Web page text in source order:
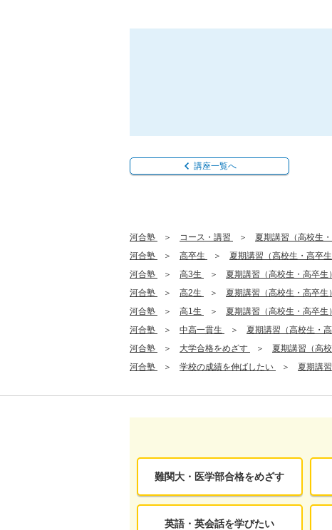
講座一覧へ
河合塾 コース・講習 夏期講習（高校生・
河合塾
高卒生 夏期講習（高校生・高卒生
河合塾
高3生 夏期講習（高校生・高卒生）
河合塾
高2生 夏期講習（高校生・高卒生）
河合塾
高1生 夏期講習（高校生・高卒生）
河合塾
中高一貫生 夏期講習（高校生・高
河合塾
大学合格をめざす 夏期講習（高校
河合塾
学校の成績を伸ばしたい 夏期講
難関大・医学部合格をめざす
英語・英会話を学びたい